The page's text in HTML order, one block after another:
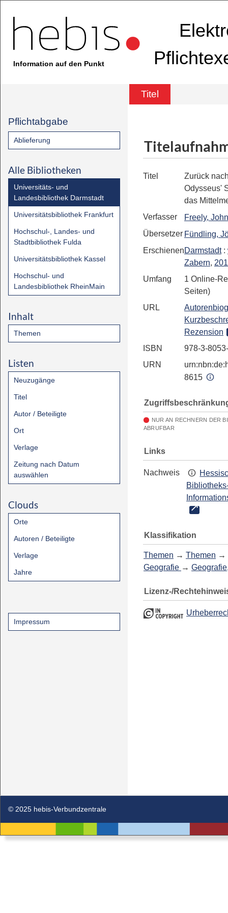
Information auf den Punkt
Titel
Pflichtabgabe
Ablieferung
Alle Bibliotheken
Universitäts- und
Landesbibliothek Darmstadt
Universitätsbibliothek Frankfurt
Hochschul-, Landes- und
Stadtbibliothek Fulda
Universitätsbibliothek Kassel
Hochschul- und
Landesbibliothek RheinMain
Inhalt
Themen
Listen
Neuzugänge
Titel
Autor / Beteiligte
Ort
Verlage
Zeitung nach Datum
auswählen
Clouds
Orte
Autoren / Beteiligte
Verlage
Jahre
Impressum
Titel
Zurück
Odysseus'
das
Verfasser
Freely, John
Übersetzer Fündling,
ErschienenDarmstadt:
Zabern,
Umfang
1 Online-
Seiten)
URL
Rezension
ISBN
978-3-
URN
8615
NUR AN RECHNERN DER
ABRUFBAR
Links
Nachweis
Klassifikation
Themen → Themen →
Geografie →
Lizenz-/
© 2025 hebis-Verbundzentrale